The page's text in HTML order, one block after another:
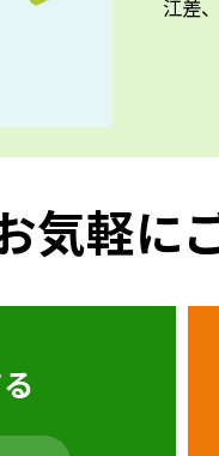
江差
気軽に